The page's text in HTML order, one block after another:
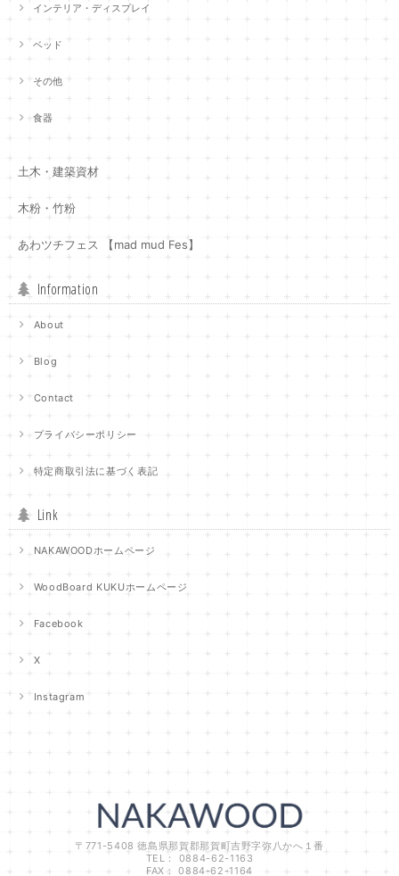
インテリア・ディスプレイ
ベッド
その他
食器
土木・建築資材
木粉・竹粉
あわツチフェス 【mad mud Fes】
Information
About
Blog
Contact
プライバシーポリシー
特定商取引法に基づく表記
Link
NAKAWOODホームページ
WoodBoard KUKUホームページ
Facebook
X
Instagram
〒771-5408 徳島県那賀郡那賀町吉野字弥八かへ１番
TEL： 0884-62-1163
FAX： 0884-62-1164